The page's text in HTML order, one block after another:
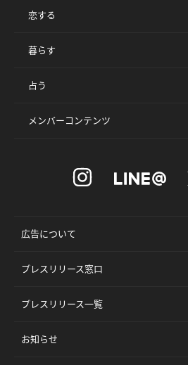
恋する
暮らす
占う
メンバーコンテンツ
広告について
プレスリリース窓口
プレスリリース一覧
お知らせ